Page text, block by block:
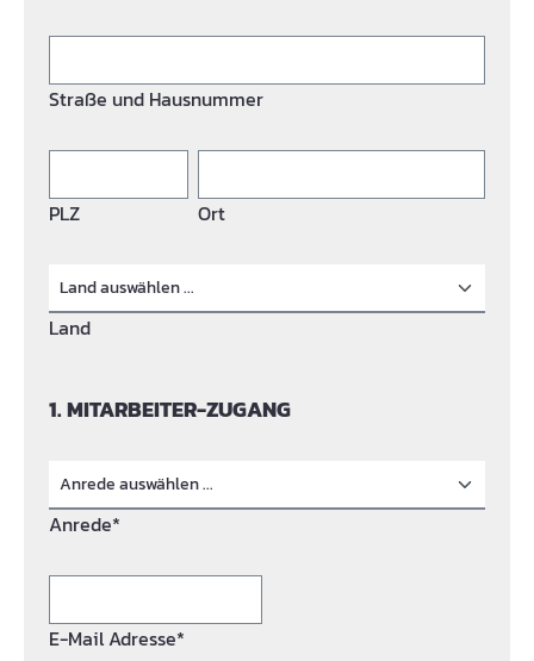
Straße und Hausnummer
PLZ Ort
Land
1. MITARBEITER-ZUGANG
Anrede*
E-Mail Adresse*